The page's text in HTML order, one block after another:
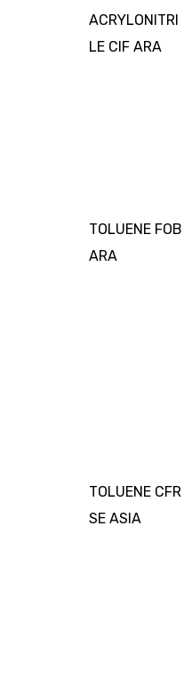
ACRYLONITRI
LE CIF ARA
TOLUENE FOB
ARA
TOLUENE CFR
SE ASIA